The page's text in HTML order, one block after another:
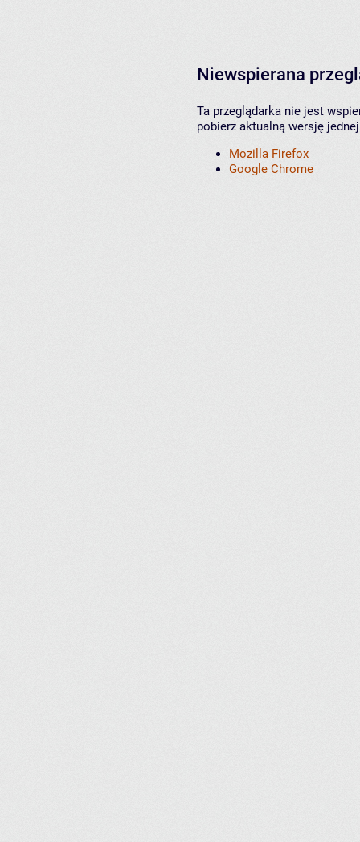
Niewspierana
Ta przeglądarka nie jest
pobierz aktualną wersję
Mozilla Firefox
Google Chrome